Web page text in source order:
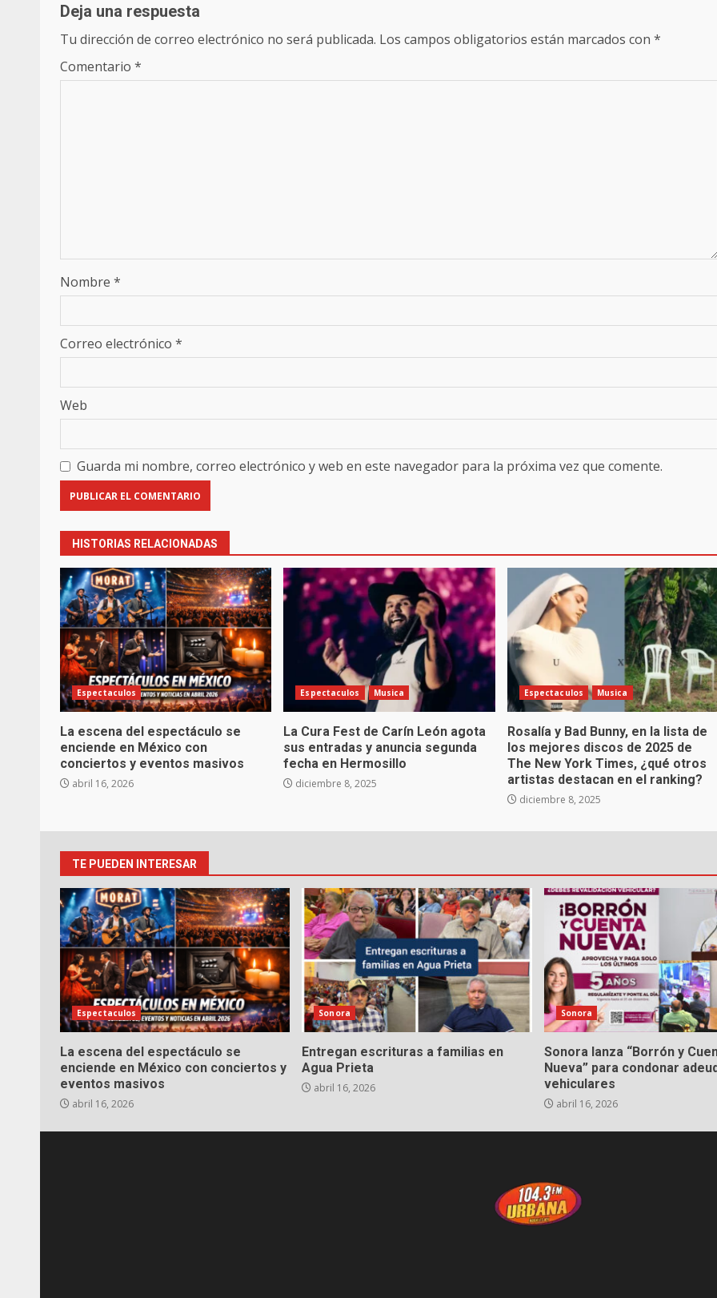
Deja una respuesta
Tu dirección de correo electrónico no será publicada. Los campos obligatorios están marcados con *
Comentario *
Nombre *
Correo electrónico *
Web
Guarda mi nombre, correo electrónico y web en este navegador para la próxima vez que comente.
HISTORIAS RELACIONADAS
Espectaculos
La escena del espectáculo se
enciende en México con
conciertos y eventos masivos
abril 16, 2026
Espectaculos Musica
La Cura Fest de Carín León agota
sus entradas y anuncia segunda
fecha en Hermosillo
diciembre 8, 2025
Espectaculos Musica
Rosalía y Bad Bunny, en la lista de
los mejores discos de 2025 de
The New York Times, ¿qué otros
artistas destacan en el ranking?
diciembre 8, 2025
TE PUEDEN INTERESAR
Espectaculos
La escena del espectáculo se
enciende en México con conciertos y
eventos masivos
abril 16, 2026
Sonora
Entregan escrituras a familias en
Agua Prieta
abril 16, 2026
Sonora
Sonora lanza “Borrón y
Nueva” para condonar
vehiculares
abril 16, 2026